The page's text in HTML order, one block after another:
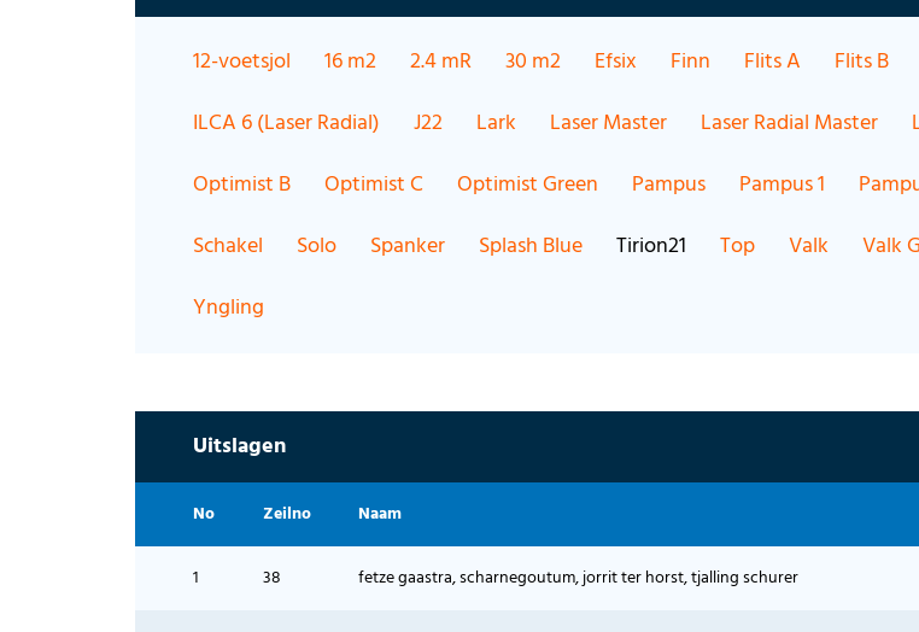
12-voetsjol 16 m2 2.4 mR 30 m2 Efsix Finn Flits A Flits B
ILCA 6 (Laser Radial)
J22 Lark Laser Master Laser Radial Master
Optimist B
Optimist C Optimist Green Pampus Pampus 1
Schakel
Solo Spanker Splash Blue Tirion21 Top Valk Valk G
Yngling
Uitslagen
No Zeilno Naam
1 38 fetze gaastra, scharnegoutum, jorrit ter horst, tjalling schurer